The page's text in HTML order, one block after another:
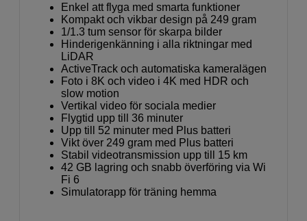
Enkel att flyga med smarta funktioner
Kompakt och vikbar design på 249 gram
1/1.3 tum sensor för skarpa bilder
Hinderigenkänning i alla riktningar med
LiDAR
ActiveTrack och automatiska kameralägen
Foto i 8K och video i 4K med HDR och
slow motion
Vertikal video för sociala medier
Flygtid upp till 36 minuter
Upp till 52 minuter med Plus batteri
Vikt över 249 gram med Plus batteri
Stabil videotransmission upp till 15 km
42 GB lagring och snabb överföring via Wi
Fi 6
Simulatorapp för träning hemma